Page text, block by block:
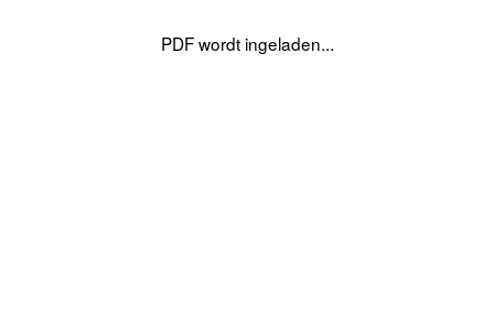
PDF wordt ingeladen...